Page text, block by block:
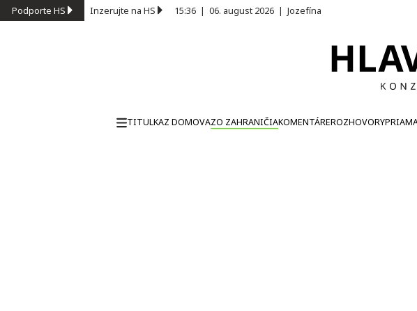
Podporte HS Inzerujte na HS 15:36 | 06. august 2026 | Jozefína
TITULKAZ DOMOVAZO ZAHRANIČIAKOMENTÁREROZHOVORY